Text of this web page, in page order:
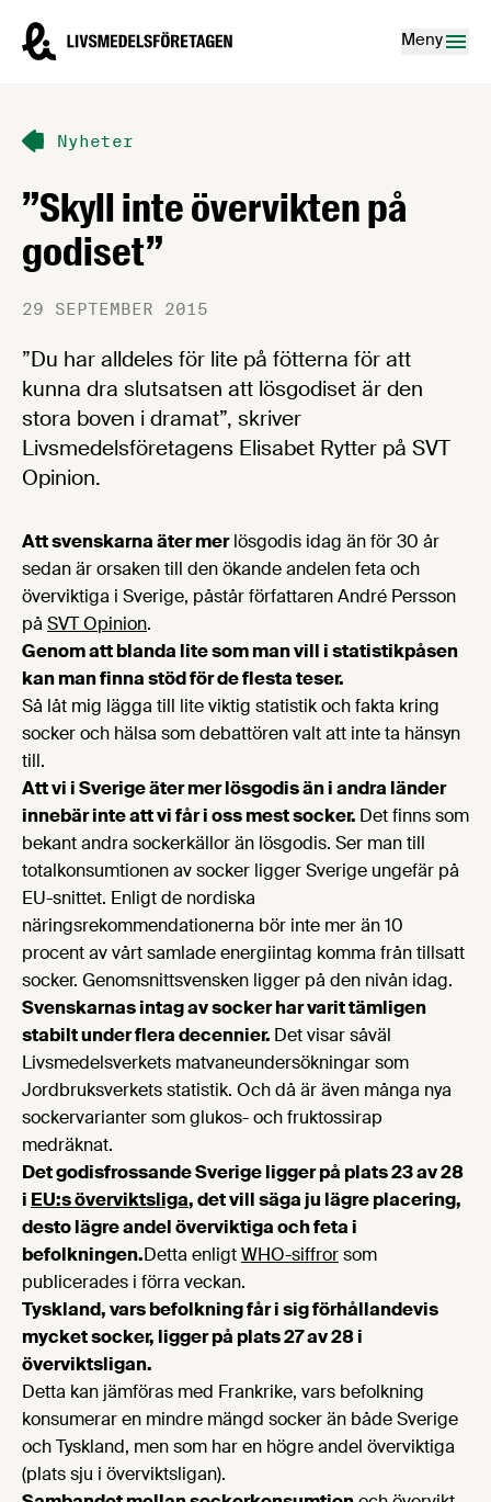
Livsmedelsföretagen – till startsidan
Meny
Nyheter
”Skyll inte övervikten på
godiset”
29 SEPTEMBER 2015
”Du har alldeles för lite på fötterna för att
kunna dra slutsatsen att lösgodiset är den
stora boven i dramat”, skriver
Livsmedelsföretagens Elisabet Rytter på SVT
Opinion.
Att svenskarna äter merlösgodis idag än för 30 år
sedan är orsaken till den ökande andelen feta och
överviktiga i Sverige, påstår författaren André Persson
på SVT Opinion.
Genom att blanda lite som man vill i statistikpåsen
kan man finna stöd för de flesta teser.
Så låt mig lägga till lite viktig statistik och fakta kring
socker och hälsa som debattören valt att inte ta hänsyn
till.
Att vi i Sverige äter mer lösgodis än i andra länder
innebär inte att vi får i oss mest socker. Det finns som
bekant andra sockerkällor än lösgodis. Ser man till
totalkonsumtionen av socker ligger Sverige ungefär på
EU-snittet. Enligt de nordiska
näringsrekommendationerna bör inte mer än 10
procent av vårt samlade energiintag komma från tillsatt
socker. Genomsnittsvensken ligger på den nivån idag.
Svenskarnas intag av socker har varit tämligen
stabilt under flera decennier. Det visar såväl
Livsmedelsverkets matvaneundersökningar som
Jordbruksverkets statistik. Och då är även många nya
sockervarianter som glukos- och fruktossirap
medräknat.
Det godisfrossande Sverige ligger på plats 23 av 28
i EU:s överviktsliga, det vill säga ju lägre placering,
desto lägre andel överviktiga och feta i
befolkningen.Detta enligtWHO-siffrorsom
publicerades i förra veckan.
Tyskland, vars befolkning får i sig förhållandevis
mycket socker, ligger på plats 27 av 28 i
överviktsligan.
Detta kan jämföras med Frankrike, vars befolkning
konsumerar en mindre mängd socker än både Sverige
och Tyskland, men som har en högre andel överviktiga
(plats sju i överviktsligan).